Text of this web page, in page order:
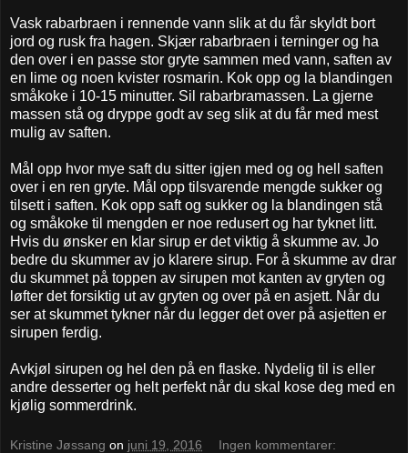
Vask rabarbraen i rennende vann slik at du får skyldt bort
jord og rusk fra hagen. Skjær rabarbraen i terninger og ha
den over i en passe stor gryte sammen med vann, saften av
en lime og noen kvister rosmarin. Kok opp og la blandingen
småkoke i 10-15 minutter. Sil rabarbramassen. La gjerne
massen stå og dryppe godt av seg slik at du får med mest
mulig av saften.
Mål opp hvor mye saft du sitter igjen med og og hell saften
over i en ren gryte. Mål opp tilsvarende mengde sukker og
tilsett i saften. Kok opp saft og sukker og la blandingen stå
og småkoke til mengden er noe redusert og har tyknet litt.
Hvis du ønsker en klar sirup er det viktig å skumme av. Jo
bedre du skummer av jo klarere sirup. For å skumme av drar
du skummet på toppen av sirupen mot kanten av gryten og
løfter det forsiktig ut av gryten og over på en asjett. Når du
ser at skummet tykner når du legger det over på asjetten er
sirupen ferdig.
Avkjøl sirupen og hel den på en flaske. Nydelig til is eller
andre desserter og helt perfekt når du skal kose deg med en
kjølig sommerdrink.
Kristine Jøssang on juni 19, 2016 Ingen kommentarer: